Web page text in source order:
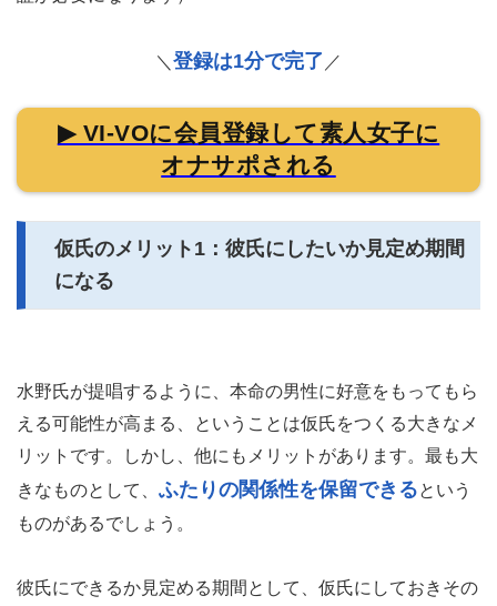
＼ 登録は1分で完了 ／
▶ VI-VOに会員登録して素人女子に
オナサポされる
仮氏のメリット1：彼氏にしたいか見定め期間
になる
水野氏が提唱するように、本命の男性に好意をもってもら
える可能性が高まる、ということは仮氏をつくる大きなメ
リットです。しかし、他にもメリットがあります。最も大
きなものとして、 ふたりの関係性を保留できるという
ものがあるでしょう。
彼氏にできるか見定める期間として、仮氏にしておきその